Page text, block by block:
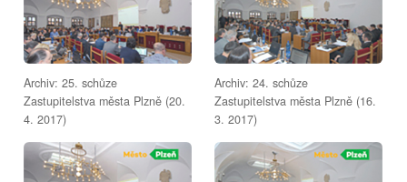
Archiv: 25. schůze
Zastupitelstva města Plzně (20.
4. 2017)
Archiv: 24. schůze
Zastupitelstva města Plzně (16.
3. 2017)